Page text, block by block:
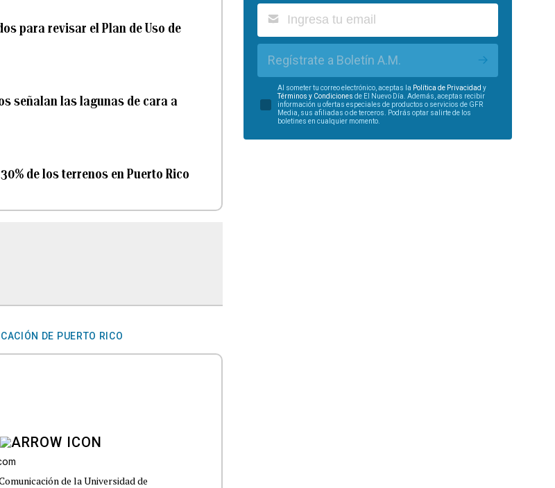
para revisar el Plan de Uso de
señalan las lagunas de cara a
de los terrenos en Puerto Rico
DE PUERTO RICO
de la Universidad de
Regístrate a Boletín A.M.
Al someter tu correo electrónico, aceptas la Política de Privacidad y
Términos y Condiciones de El Nuevo Día. Además, aceptas recibir
información u ofertas especiales de productos o servicios de GFR
Media, sus afiliadas o de terceros. Podrás optar salirte de los
boletines en cualquier momento.